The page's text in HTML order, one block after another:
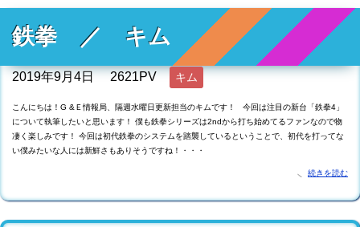
鉄拳 ／ キム
2019年9月4日 2621PV キム
こんにちは！G &Ｅ情報局、隔週水曜日更新担当のキムです！ 今回は注目の新台「鉄拳4」
について執筆したいと思います！ 僕も鉄拳シリーズは2ndから打ち始めてるファンなので物
凄く楽しみです！ 今回は初代鉄拳のシステムを踏襲しているということで、初代を打ってな
い僕みたいな人には新鮮さもありそうですね！・・・
続きを読む